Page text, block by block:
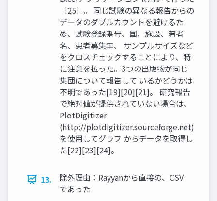
［25］。 同じ試験の異なる報告からの
データのダブルカウントを避けるた
め、試験登録番号、国、施設、著者
名、患者募集年、 サンプルサイズなど
をクロスチェックすることにより、特
に注意を払った。3つの出版物が同じ
集団について報告して いるかどうかは
不明であった[19][20][21]。 研究報告
で絶対値が提供されていない場合は、
PlotDigitizer
(http://plotdigitizer.sourceforge.net)
を使用してグラフ からデータを取得し
た[22][23][24]。
13.
除外理由：Rayyanから直接の、CSV
であった